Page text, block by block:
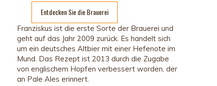
Entdecken Sie die Brauerei
Franziskus ist die erste Sorte der Brauerei und
geht auf das Jahr 2009 zurück. Es handelt sich
um ein deutsches Altbier mit einer Hefenote im
Mund. Das Rezept ist 2013 durch die Zugabe
von englischem Hopfen verbessert worden, der
an Pale Ales erinnert.